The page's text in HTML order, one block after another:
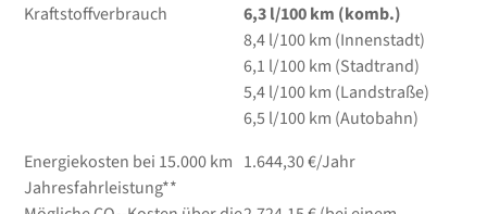
Kraftstoffverbrauch
6,3l/100 km (komb.)
8,4l/100 km (Innenstadt)
6,1 l/100 km (Stadtrand)
5,4l/100 km (Landstraße)
6,5 l/100 km (Autobahn)
Energiekosten bei 15.000 km
Jahresfahrleistung**
1.644,30 €/Jahr